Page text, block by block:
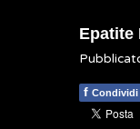
Epatite
f Condividi